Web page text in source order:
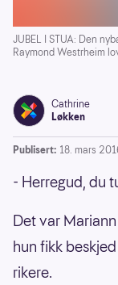
JUBEL I STUA: Den
Raymond Westrheim
Cathrine
Løkken
Publisert: 18. mars
- Herregud, du
Det var
hun fikk
rikere.